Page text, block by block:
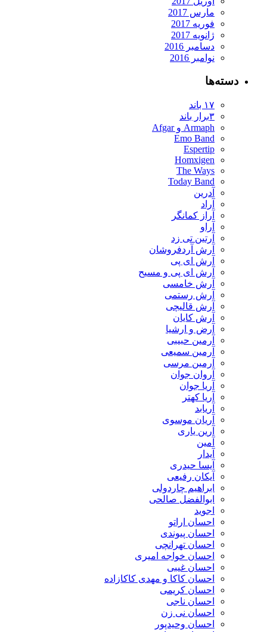
مارس 2017
دسامبر 2016
Armaph و Afgar
Emo Band
Espertip
Homxigen
The Ways
Today Band
آراز کمانگر
آرتین تی زد
آرش آردفروشان
آرش ای پی
آرش ای پی و مسیح
آرش خامسی
آرش رستمی
آرش قالیچی
آرش کایان
​آرض و ارشیا
آرمین حبیبی
آرمین سمیعی
آرمین مرسی
آروان جوان
آریا جوان
آریا کهتر
آریان موسوی
آرین یاری
آیسا حیدری
آیکان رفیعی
ابراهیم چاردولی
ابوالفضل صالحی
احسان اراتو
احسان پیوندی
احسان تهرانچی
احسان خواجه امیری
احسان غیبی
احسان کاکا و مهدی کاکازاده
احسان کریمی
احسان ناجی
احسان نی زن
احسان وحیدپور